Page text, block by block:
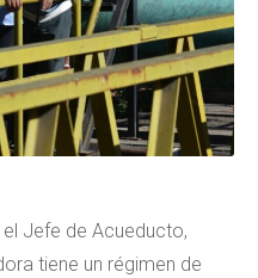
Jefe de Acueducto,
tiene un régimen de